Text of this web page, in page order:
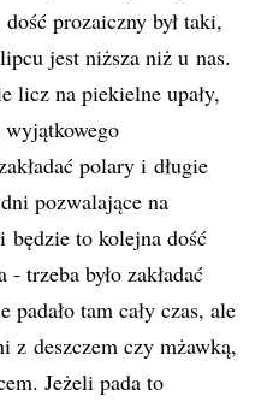
prozaiczny był taki,
jest niższa niż u nas.
licz na piekielne upały,
polary i długie
pozwalające na
będzie to kolejna dość
trzeba było zakładać
tam cały czas, ale
z deszczem czy mżawką,
Jeżeli pada to